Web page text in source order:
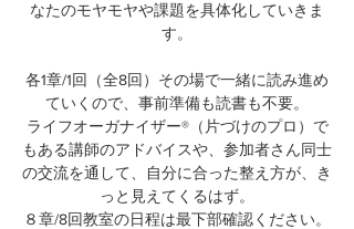
なたのモヤモヤや課題を具体化していきま
す。
各1章/1回（全8回）その場で一緒に読み進め
ていくので、事前準備も読書も不要。
ライフオーガナイザー®（片づけのプロ）で
もある講師のアドバイスや、参加者さん同士
の交流を通して、自分に合った整え方が、き
っと見えてくるはず。
８章/8回教室の日程は最下部確認ください。